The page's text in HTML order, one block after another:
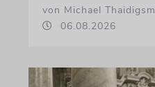
von Michael
06.08.2026